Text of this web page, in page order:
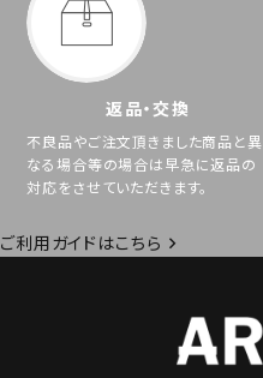
返品・交換
不良品やご注文頂きました商品と異
なる場合等の場合は早急に返品の
対応をさせていただきます。
ご利用ガイドはこちら